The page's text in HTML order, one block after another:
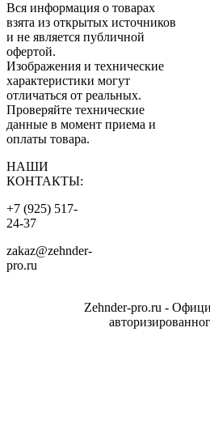
Вся информация о товарах
взята из открытых источников
и не является публичной
офертой.
Изображения и технические
характеристики могут
отличаться от реальных.
Проверяйте технические
данные в момент приема и
оплаты товара.
НАШИ
КОНТАКТЫ:
+7 (925) 517-
24-37
zakaz@zehnder-
pro.ru
Zehnder-pro.ru -